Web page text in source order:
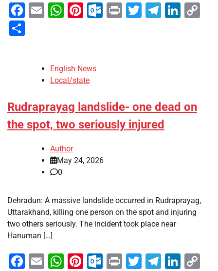
Facebook
EmailWhatsApp
Pinterest
Outlook.com
PrintTwitter
English News
Local/state
Rudraprayag landslide- one dead on
the spot, two seriously injured
Author
May 24, 2026
0
Dehradun: A massive landslide occurred in Rudraprayag,
Uttarakhand, killing one person on the spot and injuring
two others seriously. The incident took place near
Hanuman […]
Facebook
EmailWhatsApp
Pinterest
Outlook.com
PrintTwitter